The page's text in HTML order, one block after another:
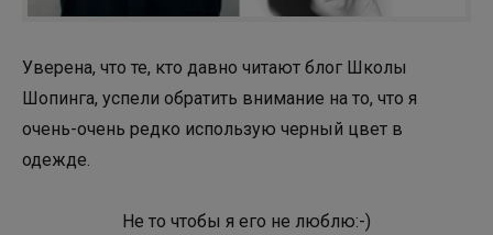
Уверена, что те, кто давно читают блог Школы
Шопинга, успели обратить внимание на то, что я
очень-очень редко использую черный цвет в
одежде.
Не то чтобы я его не люблю:-)